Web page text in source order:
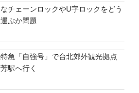
チェーンロックやU字ロックをどう
ぶか問題
急「自強号」で台北郊外観光拠点
駅へ行く